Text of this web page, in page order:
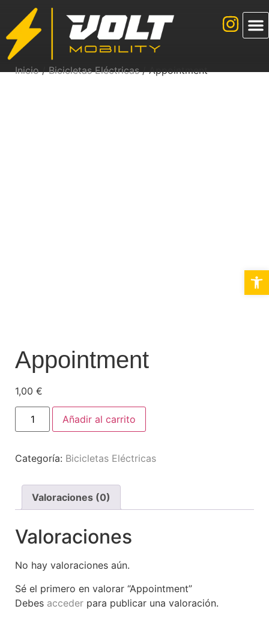
Inicio/Bicicletas Eléctricas/ Appointment
Appointment
1,00 €
Añadir al carrito
Categoría: Bicicletas Eléctricas
Valoraciones (0)
Valoraciones
No hay valoraciones aún.
Sé el primero en valorar “Appointment”
Debes acceder para publicar una valoración.
Abrir